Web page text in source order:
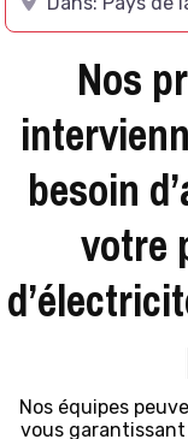
Nos
besoin
votre
Nos équipes
vous